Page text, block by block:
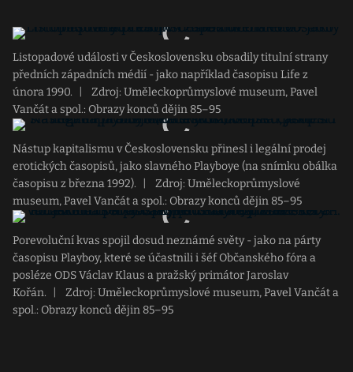
Listopadové události v Československu obsadily titulní strany
předních západních médií - jako například časopisu Life z
února 1990.
Zdroj: Uměleckoprůmyslové museum, Pavel
Vančát a spol.: Obrazy konců dějin 85–95
Nástup kapitalismu v Československu přinesl i legální prodej
erotických časopisů, jako slavného Playboye (na snímku obálka
časopisu z března 1992).
Zdroj: Uměleckoprůmyslové
museum, Pavel Vančát a spol.: Obrazy konců dějin 85–95
Porevoluční kvas spojil dosud neznámé světy - jako na párty
časopisu Playboy, které se účastnili i šéf Občanského fóra a
posléze ODS Václav Klaus a pražský primátor Jaroslav
Kořán.
Zdroj: Uměleckoprůmyslové museum, Pavel Vančát a
spol.: Obrazy konců dějin 85–95